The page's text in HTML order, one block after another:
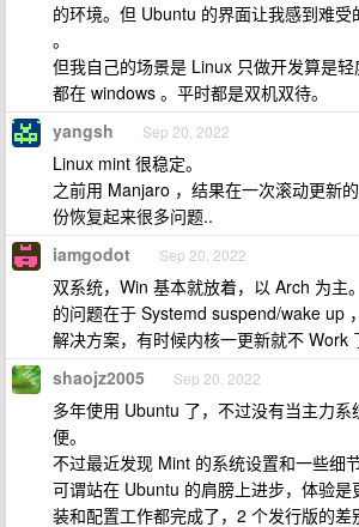
的环境。但 Ubuntu 的界面让我感到难
。
但我自己的场景是 Linux 只做开发算是
都在 windows 。平时都是双机双待。
yangsh Sep 20, 2022
Linux mint 很稳定。
之前用 Manjaro ，结果在一次滚动更新
份恢复起来很多问题..
iamgodot Sep 20, 2022
双系统，Win 基本就放着，以 Arch 为主
的问题在于 Systemd suspend/wake up
解决方案，有时候内核一更新就不 Work
shaojz2005 Sep 20, 2022
多年使用 Ubuntu 了，不过没有当主力
便。
不过最近发现 Mint 的系统设置和一些细
可谓站在 Ubuntu 的肩膀上进步，体验是
装和配置工作都完成了，2 个发行版的差